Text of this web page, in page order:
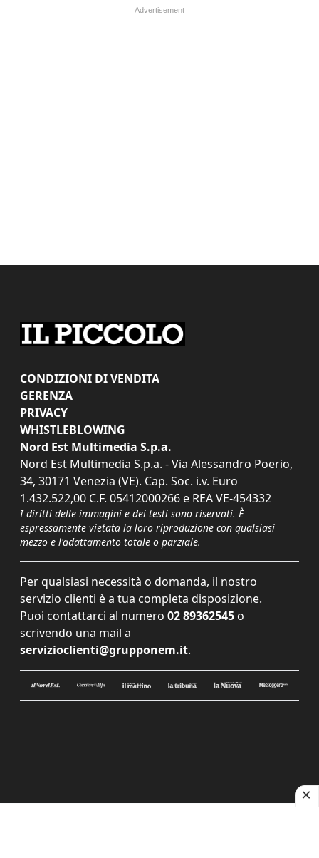
CONDIZIONI DI VENDITA
GERENZA
PRIVACY
WHISTLEBLOWING
Nord Est Multimedia S.p.a.
Nord Est Multimedia S.p.a. - Via Alessandro Poerio,
34, 30171 Venezia (VE). Cap. Soc. i.v. Euro
1.432.522,00 C.F. 05412000266 e REA VE-454332
I diritti delle immagini e dei testi sono riservati. È
espressamente vietata la loro riproduzione con qualsiasi
mezzo e l'adattamento totale o parziale.
Per qualsiasi necessità o domanda, il nostro
servizio clienti è a tua completa disposizione.
Puoi contattarci al numero 02 89362545 o
scrivendo una mail a
servizioclienti@grupponem.it.